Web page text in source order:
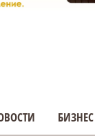
БИЗНЕС